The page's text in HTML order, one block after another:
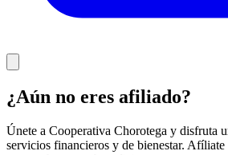
¿Aún no eres afiliado?
Únete a Cooperativa Chorotega y disfruta
servicios financieros y de bienestar. Afíliate